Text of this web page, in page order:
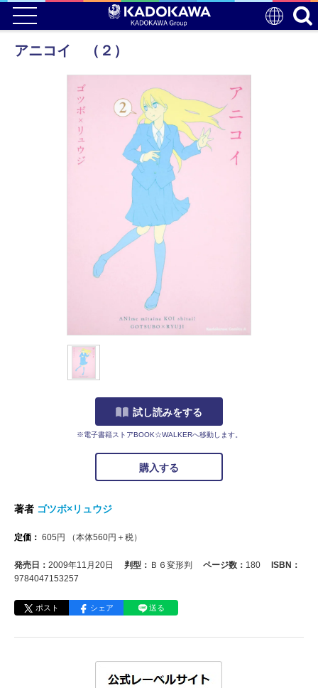
アニコイ （２）
試し読みをする
※電子書籍ストアBOOK☆WALKERへ移動します。
購入する
著者 ゴツボ×リュウジ
定価： 605 円 （本体560円＋税）
発売日： 2009年11月20日 判型： Ｂ６変形判 ページ数： 180
ISBN：
9784047153257
ポスト シェア 送る